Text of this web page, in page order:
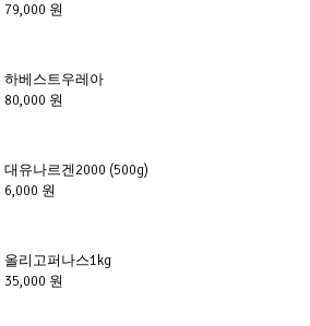
79,000 원
하베스트우레아
80,000 원
대유나르겐2000 (500g)
6,000 원
올리고퍼나스1kg
35,000 원